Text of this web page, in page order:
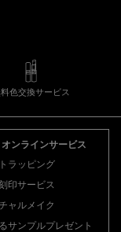
色交換サービス
オンラインサービス
ラッピング
印サービス
ャルメイク
サンプルプレゼント